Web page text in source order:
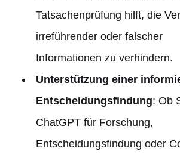
Tatsachenprüfung hilft, die
irreführender oder falscher
Informationen zu verhindern.
Unterstützung einer
Entscheidungsfindung: Ob
ChatGPT für Forschung,
Entscheidungsfindung oder